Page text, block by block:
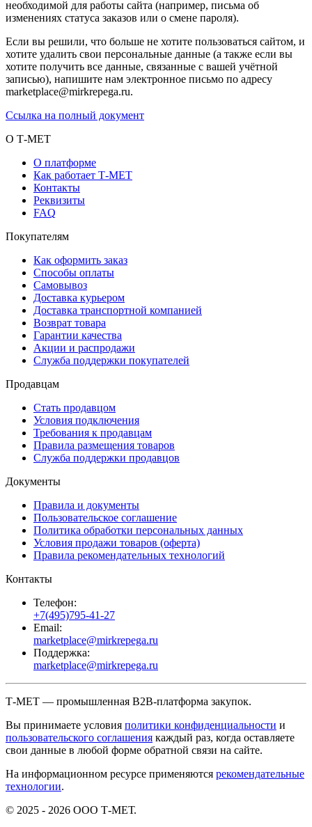
необходимой для работы сайта (например, письма об
изменениях статуса заказов или о смене пароля).
Если вы решили, что больше не хотите пользоваться сайтом, и
хотите удалить свои персональные данные (а также если вы
хотите получить все данные, связанные с вашей учётной
записью), напишите нам электронное письмо по адресу
marketplace@mirkrepega.ru.
Ссылка на полный документ
О Т-МЕТ
О платформе
Как работает Т-МЕТ
Контакты
Реквизиты
FAQ
Покупателям
Как оформить заказ
Способы оплаты
Самовывоз
Доставка курьером
Доставка транспортной компанией
Возврат товара
Гарантии качества
Акции и распродажи
Служба поддержки покупателей
Продавцам
Стать продавцом
Условия подключения
Требования к продавцам
Правила размещения товаров
Служба поддержки продавцов
Документы
Правила и документы
Пользовательское соглашение
Политика обработки персональных данных
Условия продажи товаров (оферта)
Правила рекомендательных технологий
Контакты
Телефон:
+7(495)795-41-27
Email:
marketplace@mirkrepega.ru
Поддержка:
marketplace@mirkrepega.ru
Т-МЕТ — промышленная B2B-платформа закупок.
Вы принимаете условия политики конфиденциальности и
пользовательского соглашения каждый раз, когда оставляете
свои данные в любой форме обратной связи на сайте.
На информационном ресурсе применяются рекомендательные
технологии.
© 2025 - 2026 ООО Т-МЕТ.